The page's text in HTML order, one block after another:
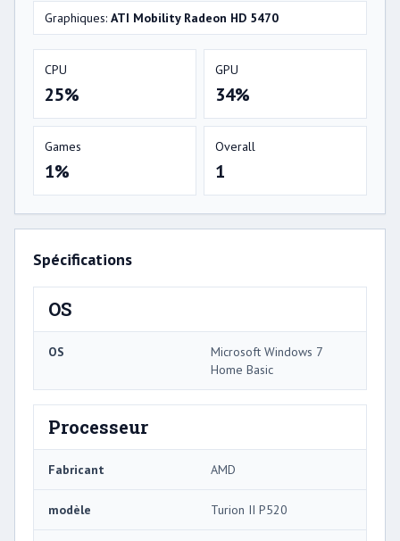
Graphiques: ATI Mobility Radeon HD 5470
CPU
25%
GPU
34%
Games
1%
Overall
1
Spécifications
OS
OS
Microsoft Windows 7
Home Basic
Processeur
Fabricant AMD
modèle Turion II P520